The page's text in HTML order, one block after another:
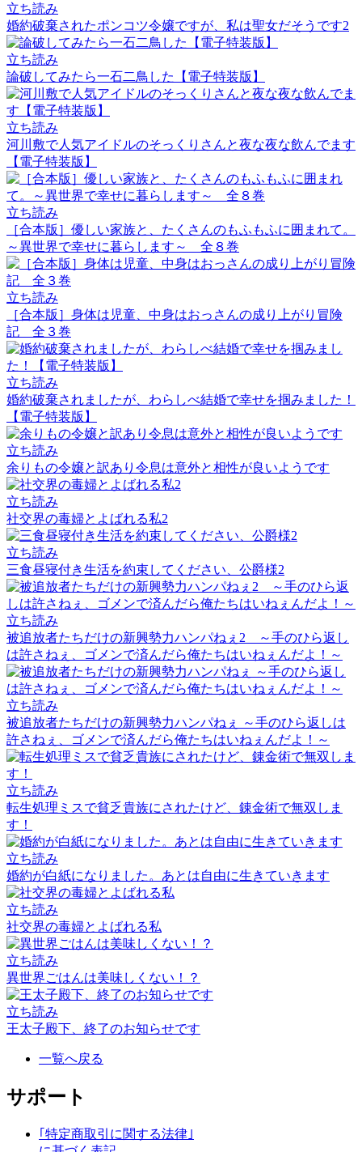
立ち読み
婚約破棄されたポンコツ令嬢ですが、私は聖女だそうです2
立ち読み
論破してみたら一石二鳥した【電子特装版】
立ち読み
河川敷で人気アイドルのそっくりさんと夜な夜な飲んでます
【電子特装版】
立ち読み
［合本版］優しい家族と、たくさんのもふもふに囲まれて。
～異世界で幸せに暮らします～ 全８巻
立ち読み
［合本版］身体は児童、中身はおっさんの成り上がり冒険
記 全３巻
立ち読み
婚約破棄されましたが、わらしべ結婚で幸せを掴みました！
【電子特装版】
立ち読み
余りもの令嬢と訳あり令息は意外と相性が良いようです
立ち読み
社交界の毒婦とよばれる私2
立ち読み
三食昼寝付き生活を約束してください、公爵様2
立ち読み
被追放者たちだけの新興勢力ハンパねぇ2 ～手のひら返し
は許さねぇ、ゴメンで済んだら俺たちはいねぇんだよ！～
立ち読み
被追放者たちだけの新興勢力ハンパねぇ ～手のひら返しは
許さねぇ、ゴメンで済んだら俺たちはいねぇんだよ！～
立ち読み
転生処理ミスで貧乏貴族にされたけど、錬金術で無双しま
す！
立ち読み
婚約が白紙になりました。あとは自由に生きていきます
立ち読み
社交界の毒婦とよばれる私
立ち読み
異世界ごはんは美味しくない！？
立ち読み
王太子殿下、終了のお知らせです
一覧へ戻る
サポート
｢特定商取引に関する法律｣